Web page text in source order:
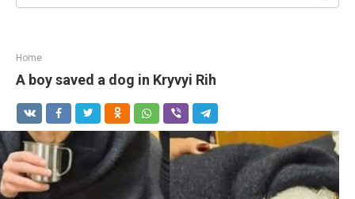
Home
A boy saved a dog in Kryvyi Rih